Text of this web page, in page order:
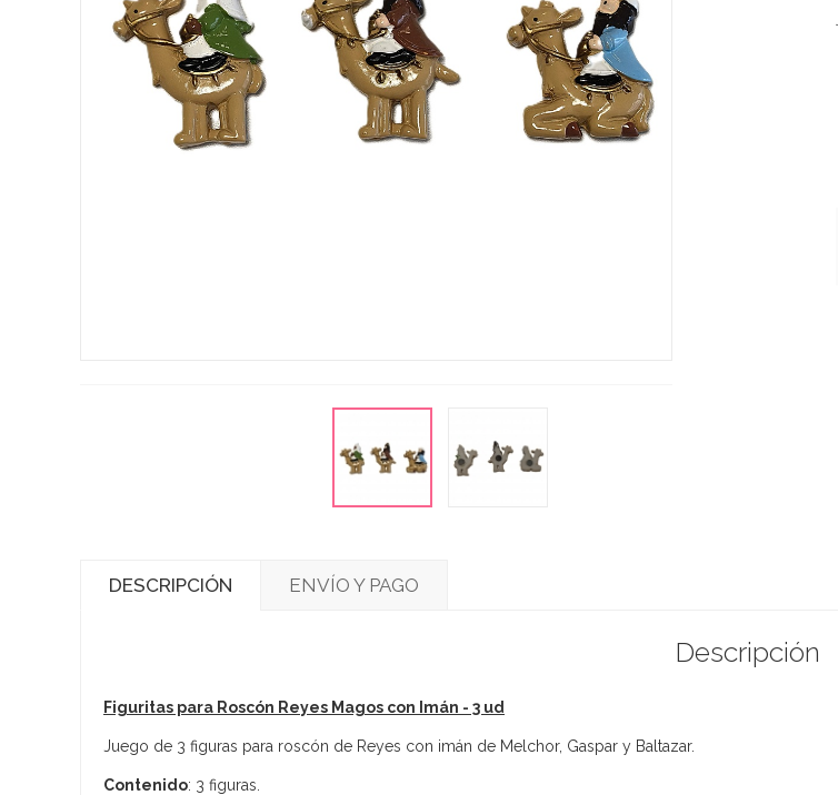
DESCRIPCIÓN ENVÍO Y PAGO
Descripción
Figuritas para Roscón Reyes Magos con Imán - 3 ud
Juego de 3 figuras para roscón de Reyes con imán de Melchor, Gaspar y Baltazar.
Contenido: 3 figuras.